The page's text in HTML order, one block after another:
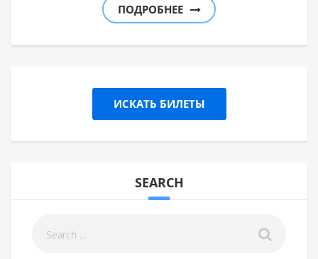
ПОДРОБНЕЕ
ИСКАТЬ БИЛЕТЫ
SEARCH